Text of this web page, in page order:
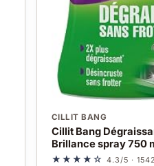
CILLIT BANG
Cillit Bang
Brillance spray 750
★★★★☆ 4.3/5 ·